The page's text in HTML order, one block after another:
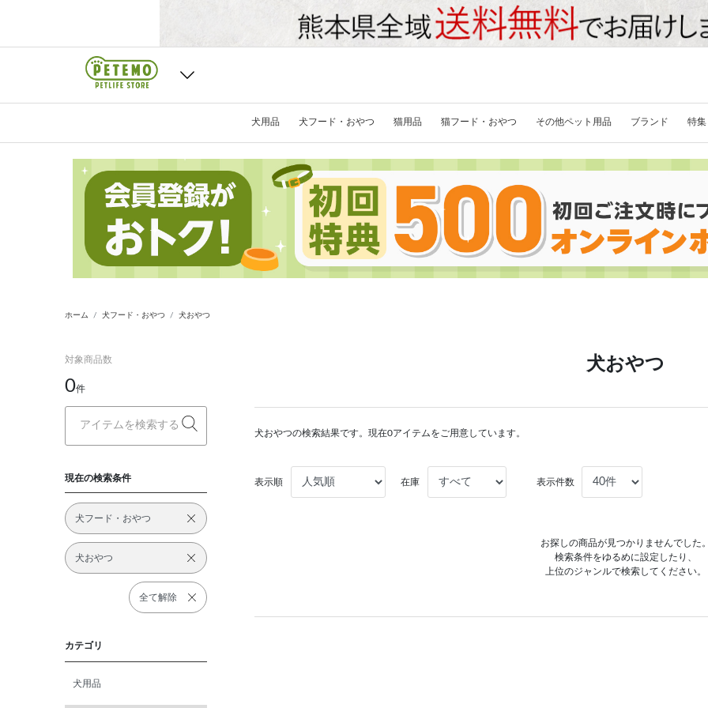
犬用品 犬フード・おやつ 猫用品 猫フード・おやつ その他ペット用品 ブランド 特集
ホーム 犬フード・おやつ 犬おやつ
対象商品数
0件
現在の検索条件
犬フード・おやつ
犬おやつ
全て解除
カテゴリ
犬用品
犬おやつ
犬おやつの検索結果です。現在0アイテムをご用意しています。
表示順 在庫 表示件数
お探しの商品が見つかりませんでした
検索条件をゆるめに設定したり、
上位のジャンルで検索してください。